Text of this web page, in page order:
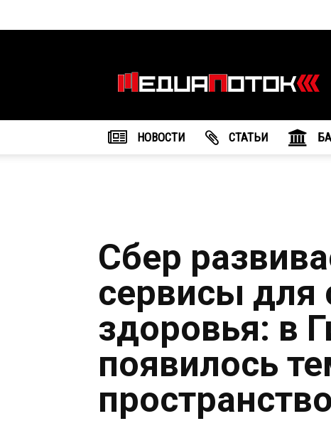
агентство
"МедиаПоток"
НОВОСТИ CТАТЬИ
Сбер
сервисы для
здоровья: в
появилось